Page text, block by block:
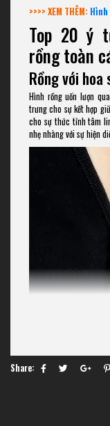
>>>> XEM THÊM:
Top 20 ý
rồng toàn
Rồng với hoa
Hình rồng uốn lượn
trưng cho sự kết hợp
cho sự thức tỉnh tâm
nhẹ nhàng với sự hiện
Share: